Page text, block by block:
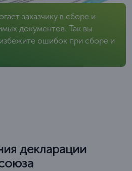
заказчику в сборе и
документов. Так вы
ошибок при сборе и
декларации